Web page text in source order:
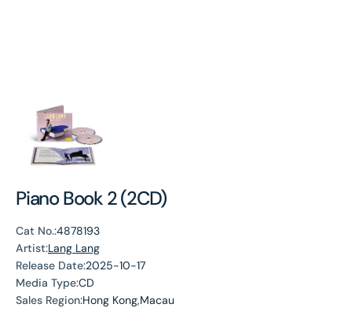
Piano Book 2 (2CD)
Cat No.:4878193
Artist:Lang Lang
Release Date:2025-10-17
Media Type:CD
Sales Region:Hong Kong,Macau